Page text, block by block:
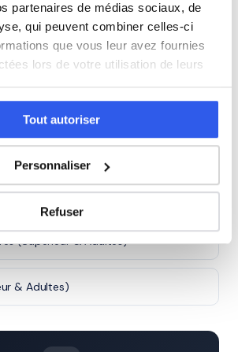
partenaires de médias sociaux, de
qui peuvent combiner celles-ci
que vous leur avez fournies
lors de votre utilisation de leurs
Tout autoriser
Personnaliser
Refuser
(Supérieur & Adultes)
& Adultes)